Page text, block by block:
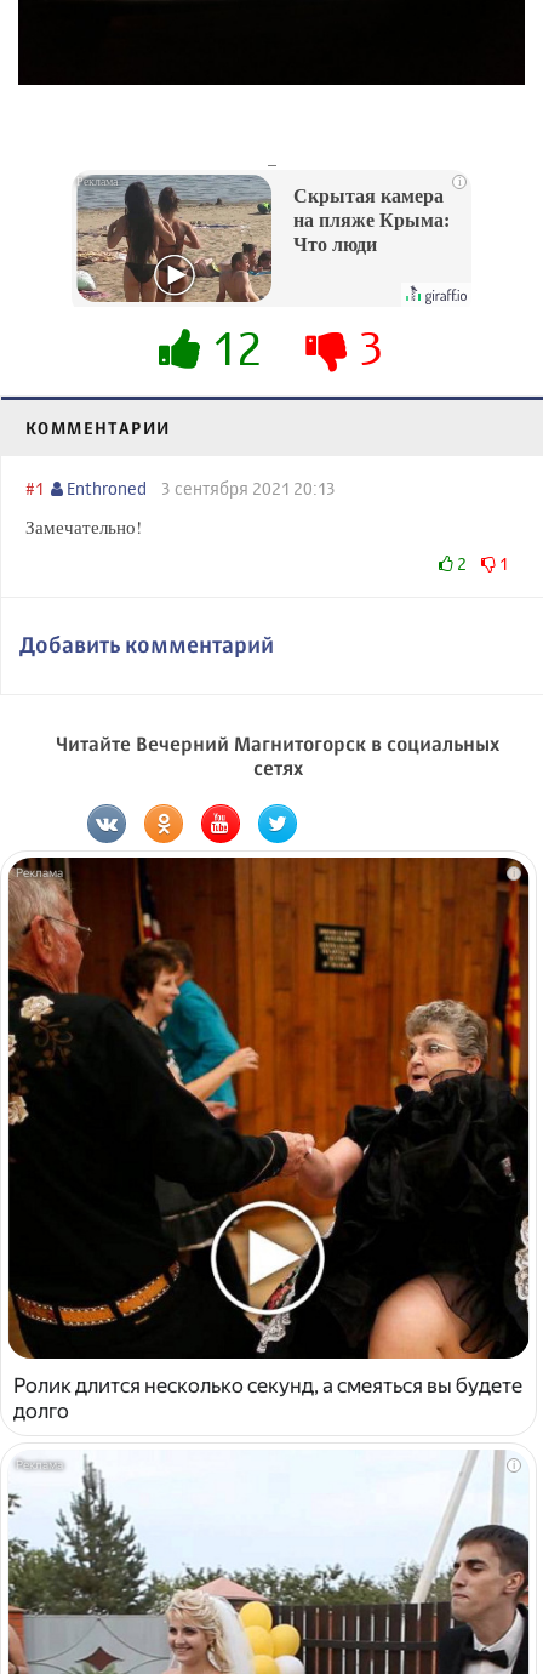
i
Скрытая камера
на пляже Крыма:
Что люди
их не видят...
12 3
КОММЕНТАРИИ
#1 Enthroned 3 сентября 2021 20:13
Замечательно!
2 1
Добавить комментарий
Читайте Вечерний Магнитогорск в социальных
сетях
i
Ролик длится несколько секунд, а смеяться вы будете
долго
i